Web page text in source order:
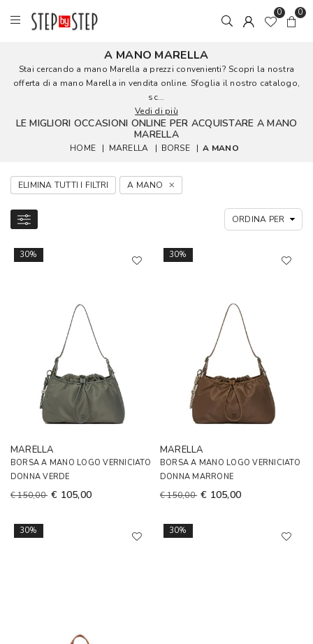
0 0
A MANO MARELLA
Stai cercando a mano Marella a prezzi convenienti? Scopri la nostra
offerta di a mano Marella in vendita online. Sfoglia il nostro catalogo,
sc...
Vedi di più
LE MIGLIORI OCCASIONI ONLINE PER ACQUISTARE A MANO
MARELLA
HOME | MARELLA | BORSE | A MANO
ELIMINA TUTTI I FILTRI A MANO
30%
MARELLA
BORSA A MANO LOGO VERNICIATO
DONNA VERDE
€ 150,00 € 105,00
30%
MARELLA
BORSA A MANO LOGO VERNICIATO
DONNA MARRONE
€ 150,00 € 105,00
30% 30%